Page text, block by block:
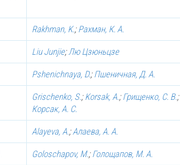
Rakhman, K.;Рахман, К. А.
Liu Junjie;Лю Цзюньцзе
Pshenichnaya, D.;Пшеничная, Д. А.
Grischenko, S.;Korsak, A.;Грищенко, С. В.;
Корсак, А. С.
Alayeva, A.;Алаева, А. А.
Goloschapov, M.;Голощапов, М. А.